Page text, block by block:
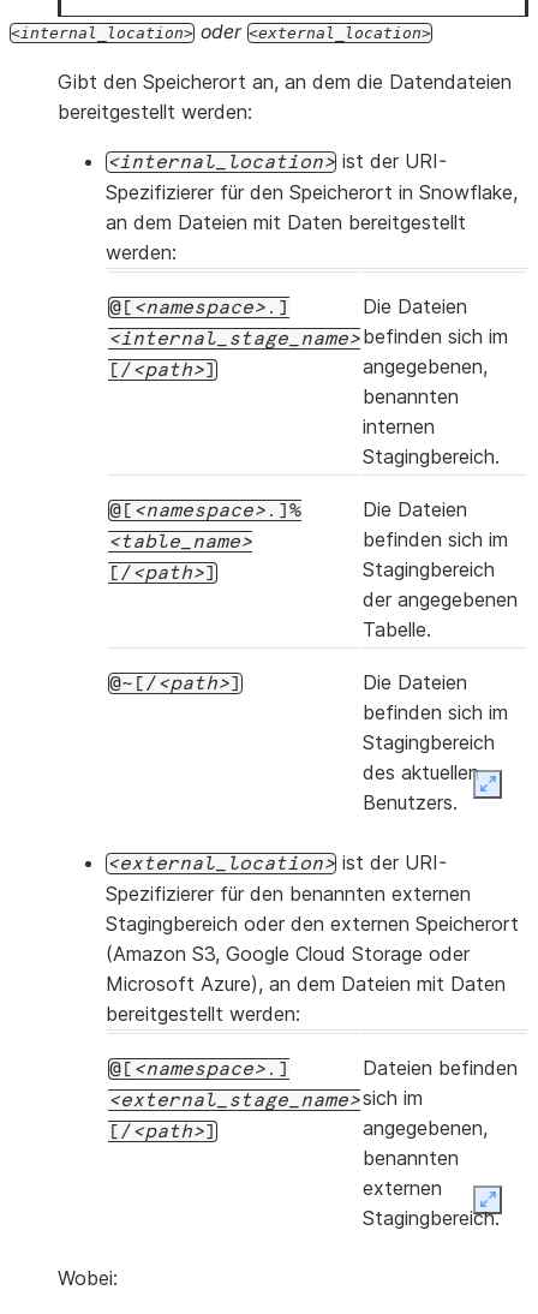
internal_location oder external_location
Gibt den Speicherort an, an dem die Datendateien
bereitgestellt werden:
internal_location
ist der URI-
Spezifizierer für den Speicherort in Snowflake,
an dem Dateien mit Daten bereitgestellt
werden:
@[ namespace
.]
internal_stage_name
[/
path ]
Die Dateien
befinden sich im
angegebenen,
benannten
internen
Stagingbereich.
@[ namespace
.]%
table_name
[/
path ]
Die Dateien
befinden sich im
Stagingbereich
der angegebenen
Tabelle.
@~[/ path ]
Die Dateien
befinden sich im
Stagingbereich
des aktuellen
Benutzers.
external_location
ist der URI-
Spezifizierer für den benannten externen
Stagingbereich oder den externen Speicherort
(Amazon S3, Google Cloud Storage oder
Microsoft Azure), an dem Dateien mit Daten
bereitgestellt werden:
@[ namespace
.]
external_stage_name
[/
path ]
Dateien befinden
sich im
angegebenen,
benannten
externen
Stagingbereich.
Wobei: